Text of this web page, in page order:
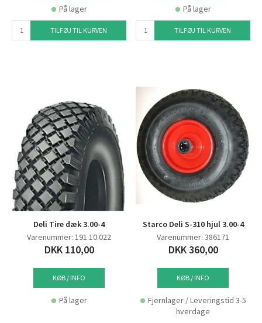
På lager
TILFØJ TIL KURVEN
På lager
TILFØJ TIL KURVEN
Deli Tire dæk 3.00-4
Varenummer: 191.10.022
DKK 110,00
KØB / INFO
På lager
Starco Deli S-310 hjul 3.00-4
Varenummer: 386171
DKK 360,00
KØB / INFO
Fjernlager / Leveringstid 3-5
hverdage